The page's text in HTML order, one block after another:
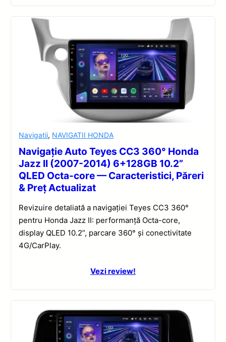
Navigatii, NAVIGATII HONDA
Navigație Auto Teyes CC3 360° Honda
Jazz II (2007-2014) 6+128GB 10.2”
QLED Octa-core — Caracteristici, Păreri
& Preț Actualizat
Revizuire detaliată a navigației Teyes CC3 360°
pentru Honda Jazz II: performanță Octa-core,
display QLED 10.2”, parcare 360° și conectivitate
4G/CarPlay.
Vezi review!